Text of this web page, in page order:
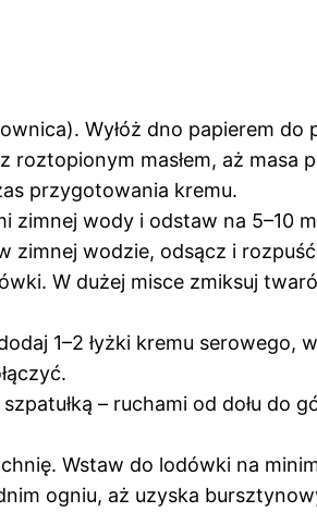
Wyłóż dno papierem do
masłem, aż masa
przygotowania kremu.
zimnej wody i odstaw na 5–10
zimnej wodzie, odsącz i
W dużej misce zmiksuj
1–2 łyżki kremu serowego,
– ruchami od dołu do
Wstaw do lodówki na
ogniu, aż uzyska